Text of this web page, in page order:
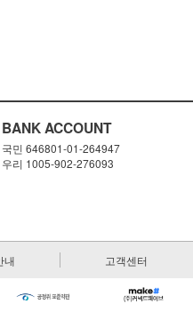
BANK ACCOUNT
국민 646801-01-264947
우리 1005-902-276093
내 고객센터